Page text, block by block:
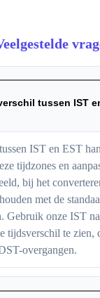
tussen IST
IST en EST
tijdzones en
bij het
met de
Gebruik onze IST
tijdsverschil te zien,
overgangen.